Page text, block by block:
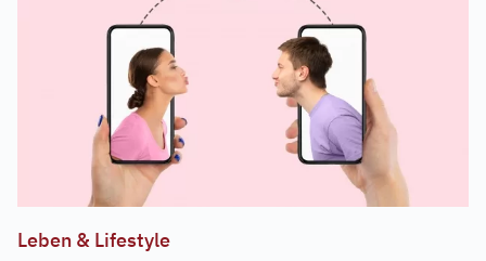
Leben & Lifestyle